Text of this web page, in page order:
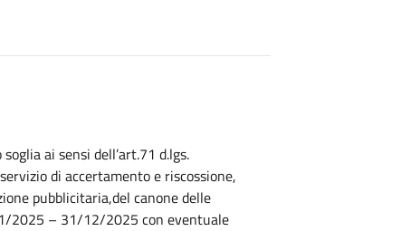
ai sensi dell’art.71 d.lgs.
di accertamento e riscossione,
pubblicitaria,del canone delle
2025 – 31/12/2025 con eventuale